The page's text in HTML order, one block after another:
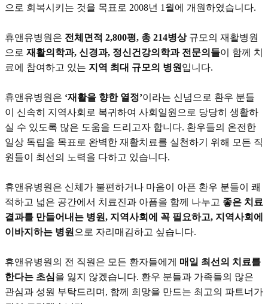
으로 회복시키는 것을 목표로 2008년 1월에 개원하였습니다.
휴앤유병원은 전체면적 2,800평, 총 214병상규모의 재활병원
으로 재활의학과, 신경과, 정신건강의학과 전문의들이 함께 치
료에 참여하고 있는 지역 최대 규모의 병원 입니다.
휴앤유병원은 ‘재활을 향한 열정’이라는 신념으로 환우 분들
이 신속히 지역사회로 복귀하여 사회일원으로 당당히 생활하
실 수 있도록 많은 도움을 드리고자 합니다. 환우들의 온전한
일상 독립을 목표로 완벽한 재활치료를 실천하기 위해 모든 직
원들이 최선의 노력을 다하고 있습니다.
휴앤유병원은 신체가 불편하거나 마음이 아픈 환우 분들이 쾌
적하고 넓은 공간에서 치료진과 아픔을 함께 나누고 좋은 치료
결과를 만들어내는 병원, 지역사회에 꼭 필요하고, 지역사회에
이바지하는 병원 으로 자리매김하고 싶습니다.
휴앤유병원의 전 직원은 모든 환자들에게 매일 최선의 치료를
한다는 초심을 잃지 않겠습니다. 환우 분들과 가족들의 많은
관심과 성원 부탁드리며, 함께 희망을 만드는 최고의 파트너가